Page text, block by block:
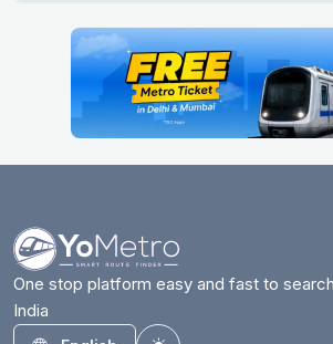
One stop platform easy and fast to
India